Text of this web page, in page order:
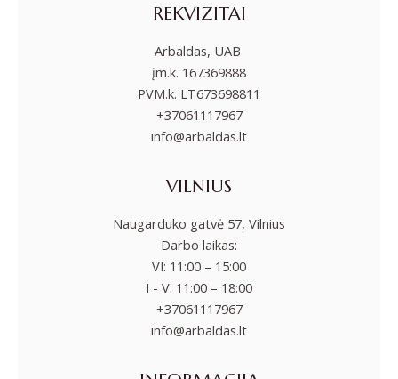
REKVIZITAI
Arbaldas, UAB
įm.k. 167369888
PVM.k. LT673698811
+37061117967
info@arbaldas.lt
VILNIUS
Naugarduko gatvė 57, Vilnius
Darbo laikas:
VI: 11:00 – 15:00
I - V: 11:00 – 18:00
+37061117967
info@arbaldas.lt